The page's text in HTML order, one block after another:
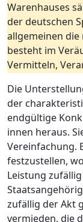
Warenhauses
der deutschen
allgemeinen die
besteht im
Vermitteln,
Die
der
endgültige
innen heraus.
Vereinfachung.
festzustellen,
Leistung
zufällig der Akt
vermieden, die